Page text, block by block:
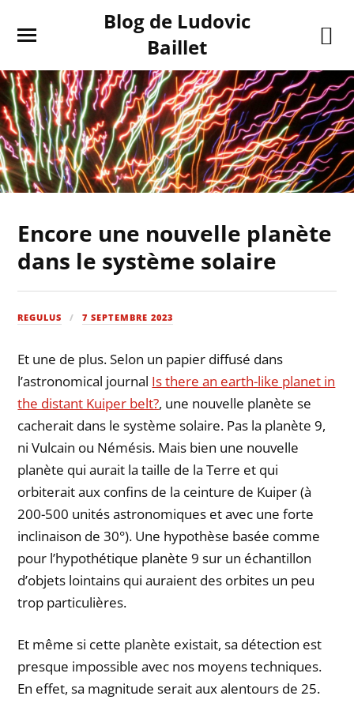
Blog de Ludovic
Baillet
Encore une nouvelle planète
dans le système solaire
REGULUS 7 SEPTEMBRE 2023
Et une de plus. Selon un papier diffusé dans
l’astronomical journal Is there an earth-like planet in
the distant Kuiper belt?, une nouvelle planète se
cacherait dans le système solaire. Pas la planète 9,
ni Vulcain ou Némésis. Mais bien une nouvelle
planète qui aurait la taille de la Terre et qui
orbiterait aux confins de la ceinture de Kuiper (à
200-500 unités astronomiques et avec une forte
inclinaison de 30°). Une hypothèse basée comme
pour l’hypothétique planète 9 sur un échantillon
d’objets lointains qui auraient des orbites un peu
trop particulières.
Et même si cette planète existait, sa détection est
presque impossible avec nos moyens techniques.
En effet, sa magnitude serait aux alentours de 25.